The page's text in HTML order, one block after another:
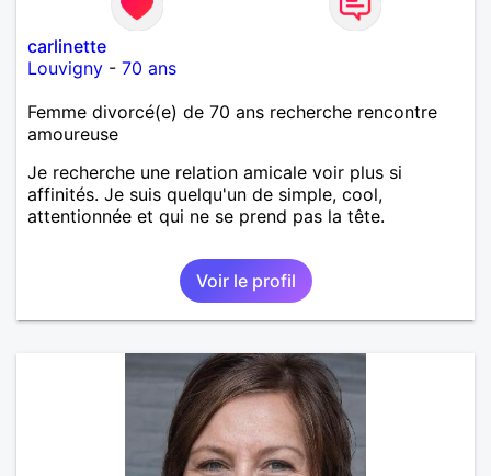
carlinette
Louvigny - 70 ans
Femme divorcé(e) de 70 ans recherche rencontre
amoureuse
Je recherche une relation amicale voir plus si
affinités. Je suis quelqu'un de simple, cool,
attentionnée et qui ne se prend pas la tête.
Voir le profil